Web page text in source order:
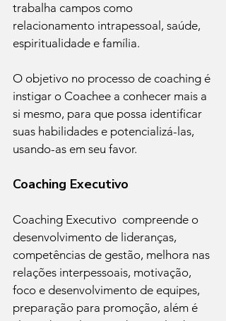
trabalha campos como
relacionamento intrapessoal, saúde,
espiritualidade e família.
O objetivo no processo de coaching é
instigar o Coachee a conhecer mais a
si mesmo, para que possa identificar
suas habilidades e potencializá-las,
usando-as em seu favor.
Coaching Executivo
Coaching Executivo  compreende o
desenvolvimento de lideranças,
competências de gestão, melhora nas
relações interpessoais, motivação,
foco e desenvolvimento de equipes,
preparação para promoção, além é